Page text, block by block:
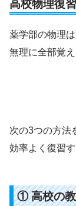
高校物理復
薬学部の物理
無理に全部覚
次の3つの方法
効率よく復習
① 高校の教